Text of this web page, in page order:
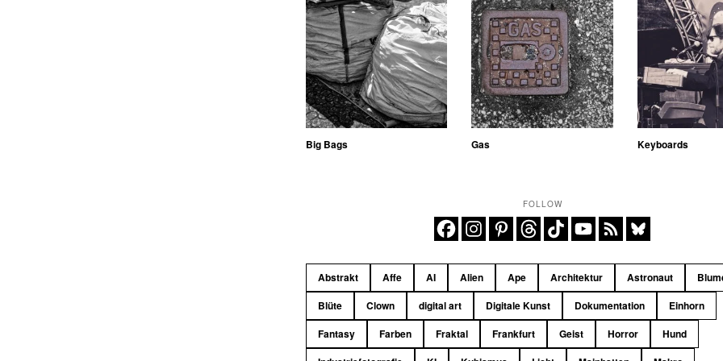
Big Bags Gas Keyboards
FOLLOW
Abstrakt Affe AI Alien Ape Architektur Astronaut
Blüte
Clown digital art Digitale Kunst Dokumentation
Einhorn
Fantasy
Farben Fraktal Frankfurt Geist Horror
Hund